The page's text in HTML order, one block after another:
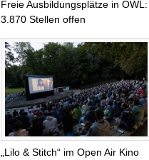
Freie Ausbildungsplätze in OWL:
3.870 Stellen offen
„Lilo & Stitch“ im Open Air Kino